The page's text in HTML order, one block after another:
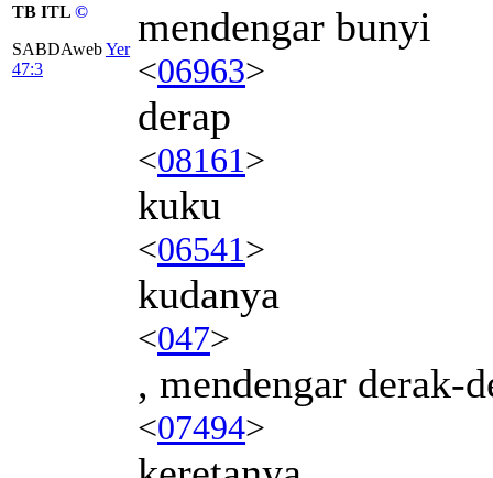
TB ITL ©
SABDAwebYer
47:3
mendengar bunyi
<06963>
derap
<08161>
kuku
<06541>
kudanya
<047>
, mendengar derak-
<07494>